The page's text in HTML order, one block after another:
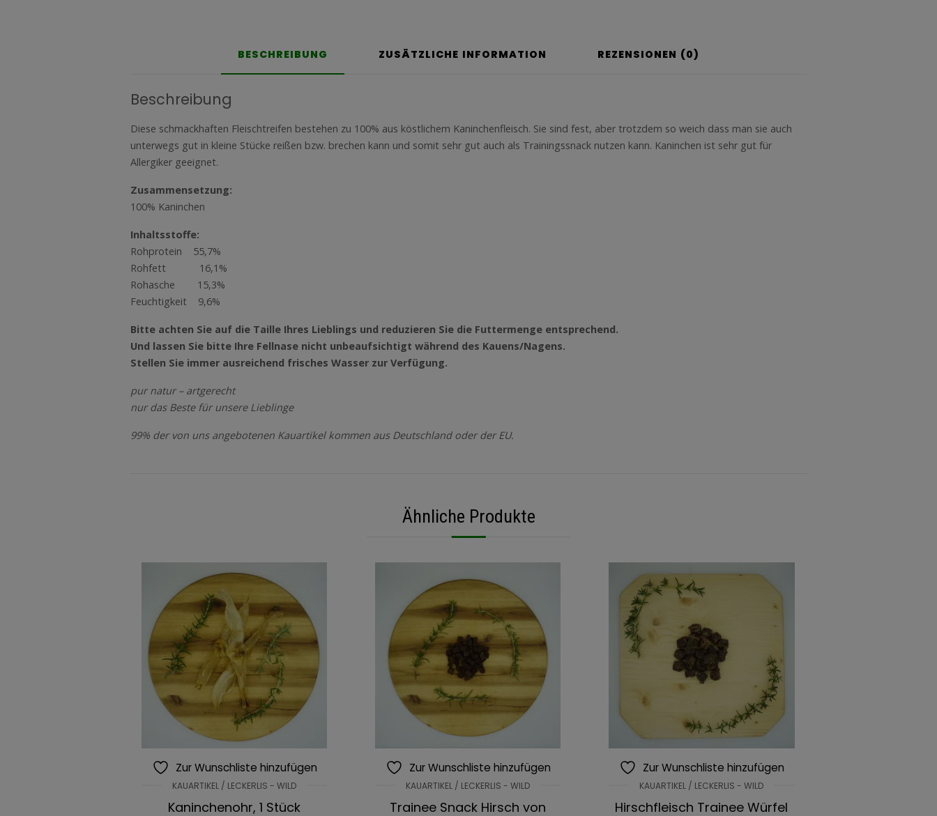
BESCHREIBUNG ZUSÄTZLICHE INFORMATION REZENSIONEN (0)
Beschreibung
Diese schmackhaften Fleischtreifen bestehen zu 100% aus köstlichem Kaninchenfleisch. Sie sind fest, aber trotzdem so weich dass man sie auch
unterwegs gut in kleine Stücke reißen bzw. brechen kann und somit sehr gut auch als Trainingssnack nutzen kann. Kaninchen ist sehr gut für
Allergiker geeignet.
Zusammensetzung:
100% Kaninchen
Inhaltsstoffe:
Rohprotein 55,7%
Rohfett 16,1%
Rohasche 15,3%
Feuchtigkeit 9,6%
Bitte achten Sie auf die Taille Ihres Lieblings und reduzieren Sie die Futtermenge entsprechend.
Und lassen Sie bitte Ihre Fellnase nicht unbeaufsichtigt während des Kauens/Nagens.
Stellen Sie immer ausreichend frisches Wasser zur Verfügung.
pur natur – artgerecht
nur das Beste für unsere Lieblinge
99% der von uns angebotenen Kauartikel kommen aus Deutschland oder der EU.
Ähnliche Produkte
Zur Wunschliste hinzufügen
KAUARTIKEL / LECKERLIS - WILD
Kaninchenohr, 1 Stück
Zur Wunschliste hinzufügen
KAUARTIKEL / LECKERLIS - WILD
Trainee Snack Hirsch von
Zur Wunschliste hinzufügen
KAUARTIKEL / LECKERLIS - WILD
Hirschfleisch Trainee Würfel